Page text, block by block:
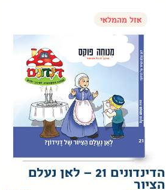
אזל מהמלאי
הדינדונים 21 – לאן נעלם
הציור